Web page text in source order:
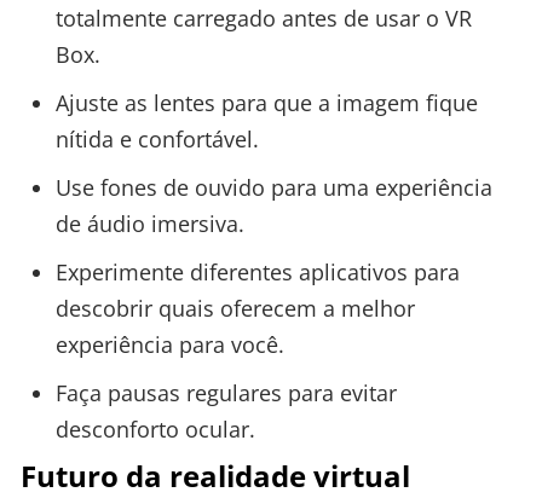
totalmente carregado antes de usar o VR
Box.
Ajuste as lentes para que a imagem fique
nítida e confortável.
Use fones de ouvido para uma experiência
de áudio imersiva.
Experimente diferentes aplicativos para
descobrir quais oferecem a melhor
experiência para você.
Faça pausas regulares para evitar
desconforto ocular.
Futuro da realidade virtual